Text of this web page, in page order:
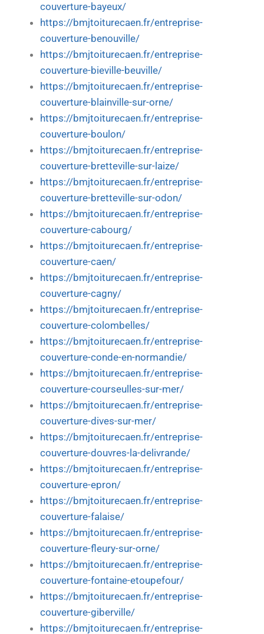
couverture-bayeux/
https://bmjtoiturecaen.fr/entreprise-
couverture-benouville/
https://bmjtoiturecaen.fr/entreprise-
couverture-bieville-beuville/
https://bmjtoiturecaen.fr/entreprise-
couverture-blainville-sur-orne/
https://bmjtoiturecaen.fr/entreprise-
couverture-boulon/
https://bmjtoiturecaen.fr/entreprise-
couverture-bretteville-sur-laize/
https://bmjtoiturecaen.fr/entreprise-
couverture-bretteville-sur-odon/
https://bmjtoiturecaen.fr/entreprise-
couverture-cabourg/
https://bmjtoiturecaen.fr/entreprise-
couverture-caen/
https://bmjtoiturecaen.fr/entreprise-
couverture-cagny/
https://bmjtoiturecaen.fr/entreprise-
couverture-colombelles/
https://bmjtoiturecaen.fr/entreprise-
couverture-conde-en-normandie/
https://bmjtoiturecaen.fr/entreprise-
couverture-courseulles-sur-mer/
https://bmjtoiturecaen.fr/entreprise-
couverture-dives-sur-mer/
https://bmjtoiturecaen.fr/entreprise-
couverture-douvres-la-delivrande/
https://bmjtoiturecaen.fr/entreprise-
couverture-epron/
https://bmjtoiturecaen.fr/entreprise-
couverture-falaise/
https://bmjtoiturecaen.fr/entreprise-
couverture-fleury-sur-orne/
https://bmjtoiturecaen.fr/entreprise-
couverture-fontaine-etoupefour/
https://bmjtoiturecaen.fr/entreprise-
couverture-giberville/
https://bmjtoiturecaen.fr/entreprise-